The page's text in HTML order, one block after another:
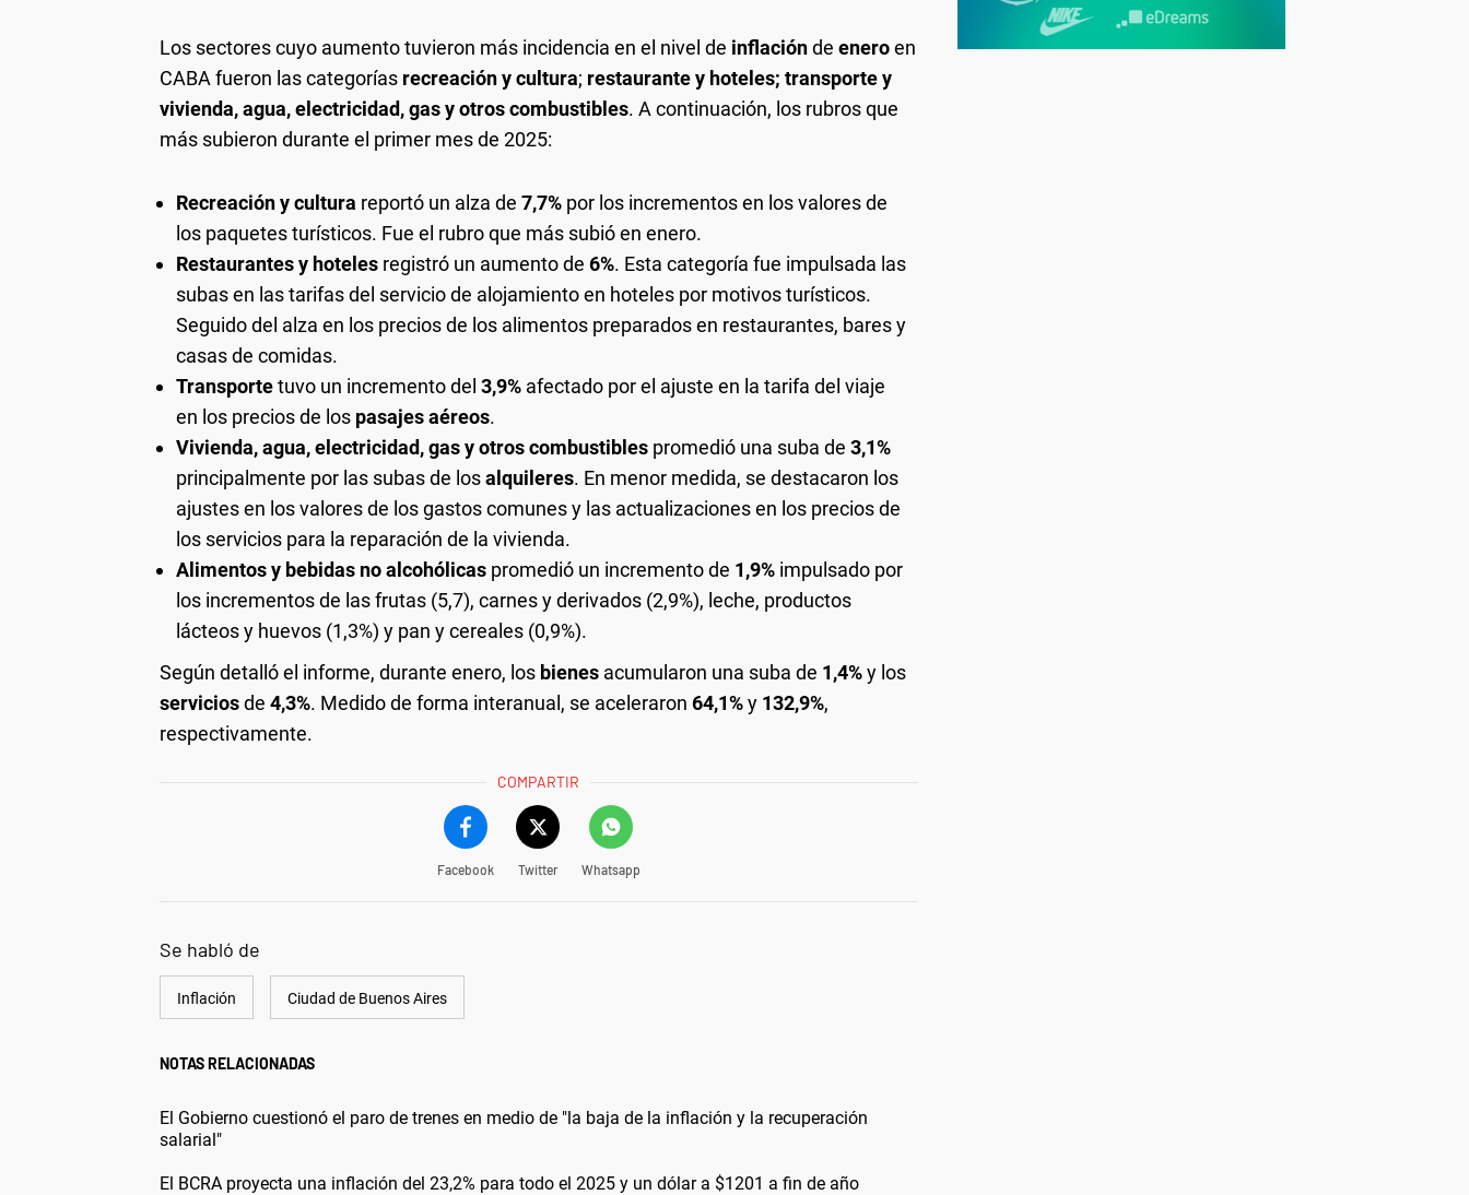
Los sectores cuyo aumento tuvieron más incidencia en el nivel de inflaciónde eneroen
CABA fueron las categorías recreación y cultura; restaurante y hoteles; transporte y
vivienda, agua, electricidad, gas y otros combustibles. A continuación, los rubros que
más subieron durante el primer mes de 2025:
Recreación y cultura reportó un alza de 7,7% por los incrementos en los valores de
los paquetes turísticos. Fue el rubro que más subió en enero.
Restaurantes y hoteles registró un aumento de 6%. Esta categoría fue impulsada las
subas en las tarifas del servicio de alojamiento en hoteles por motivos turísticos.
Seguido del alza en los precios de los alimentos preparados en restaurantes, bares y
casas de comidas.
Transportetuvo un incremento del 3,9% afectado por el ajuste en la tarifa del viaje
en los precios de los pasajes aéreos.
Vivienda, agua, electricidad, gas y otros combustibles promedió una suba de 3,1%
principalmente por las subas de losalquileres. En menor medida, se destacaron los
ajustes en los valores de los gastos comunes y las actualizaciones en los precios de
los servicios para la reparación de la vivienda.
Alimentos y bebidas no alcohólicas promedió un incremento de 1,9% impulsado por
los incrementos de las frutas (5,7), carnes y derivados (2,9%), leche, productos
lácteos y huevos (1,3%) y pan y cereales (0,9%).
Según detalló el informe, durante enero, los bienes acumularon una suba de 1,4%y los
serviciosde 4,3%. Medido de forma interanual, se aceleraron 64,1%y 132,9%,
respectivamente.
COMPARTIR
Facebook Twitter Whatsapp
Se habló de
Inflación Ciudad de Buenos Aires
NOTAS RELACIONADAS
El Gobierno cuestionó el paro de trenes en medio de "la baja de la inflación y la recuperación
salarial"
El BCRA proyecta una inflación del 23,2% para todo el 2025 y un dólar a $1201 a fin de año